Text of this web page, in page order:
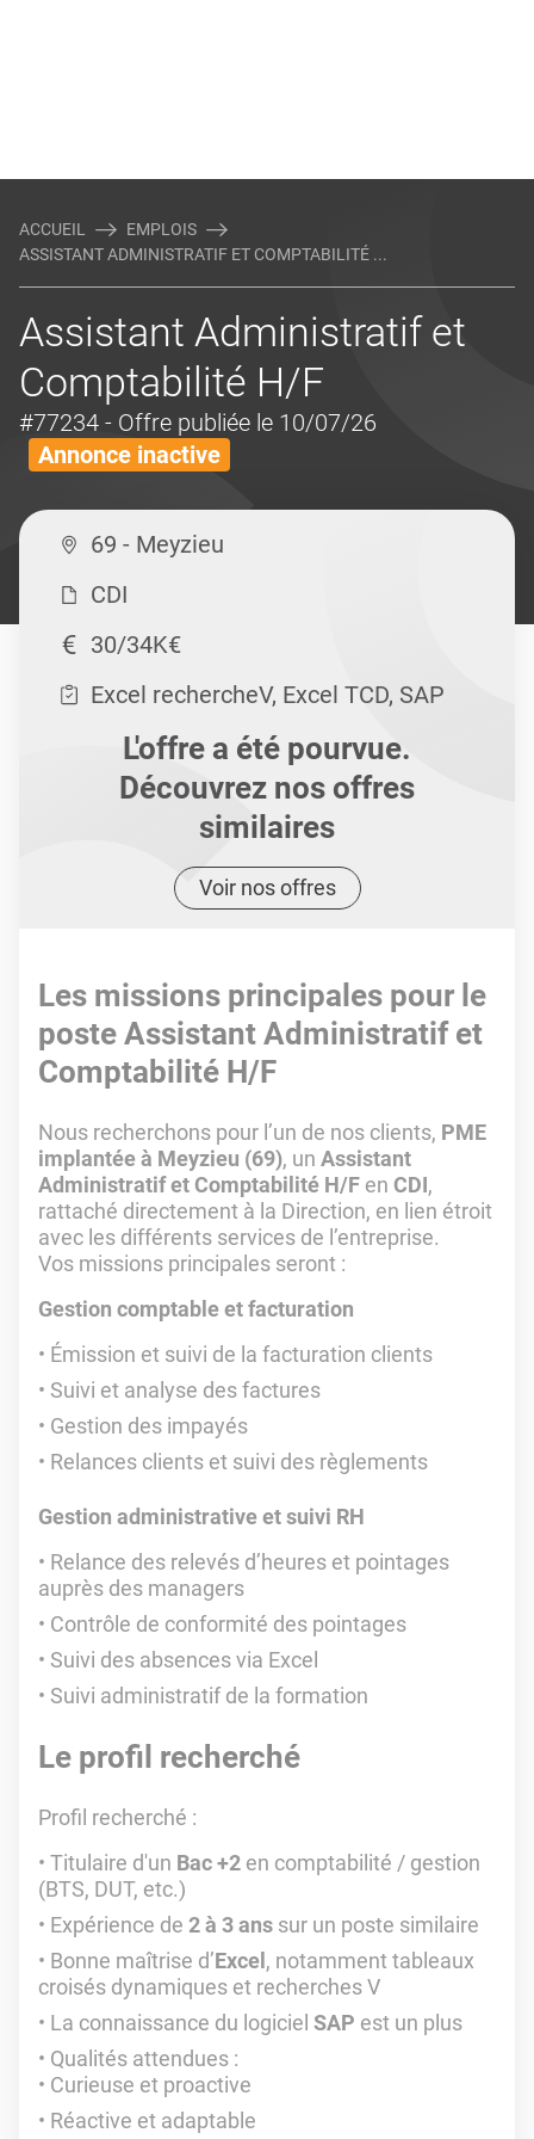
ACCUEIL
EMPLOIS
ASSISTANT ADMINISTRATIF ET COMPTABILITÉ ...
Assistant Administratif et
Comptabilité H/F
#77234 - Offre publiée le 10/07/26
Annonce inactive
69 - Meyzieu
CDI
30/34K€
Excel rechercheV, Excel TCD, SAP
L'offre a été pourvue.
Découvrez nos offres
similaires
Voir nos offres
Les missions principales pour le
poste Assistant Administratif et
Comptabilité H/F
Nous recherchons pour l’un de nos clients, PME
implantée à Meyzieu (69), un Assistant
Administratif et Comptabilité H/F en CDI,
rattaché directement à la Direction, en lien étroit
avec les différents services de l’entreprise.
Vos missions principales seront :
Gestion comptable et facturation
Émission et suivi de la facturation clients
Suivi et analyse des factures
Gestion des impayés
Relances clients et suivi des règlements
Gestion administrative et suivi RH
Relance des relevés d’heures et pointages
auprès des managers
Contrôle de conformité des pointages
Suivi des absences via Excel
Suivi administratif de la formation
Le profil recherché
Profil recherché :
Titulaire d'un Bac +2 en comptabilité / gestion
(BTS, DUT, etc.)
Expérience de 2 à 3 ans sur un poste similaire
Bonne maîtrise d’Excel , notamment tableaux
croisés dynamiques et recherches V
La connaissance du logiciel SAP est un plus
Qualités attendues :
Curieuse et proactive
Réactive et adaptable